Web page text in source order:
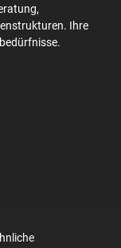
Ihre